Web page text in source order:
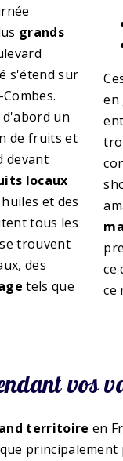
grands
s'étend sur
un
de fruits et
devant
locaux
et des
tous les
trouvent
des
tels que
en
ce
ce
vos
territoire en